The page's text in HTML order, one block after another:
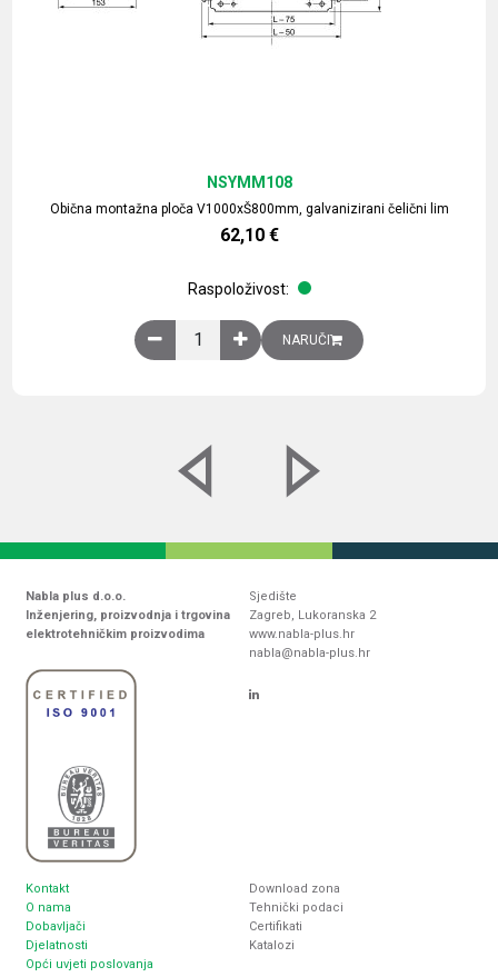
Obična montažna ploča V1000xŠ800mm, galvanizirani čelični lim
NSYMM108
62,10 €
Raspoloživost:
Obična montažna ploča V1000xŠ800mm,
NARUČI
Nabla plus d.o.o.
Inženjering, proizvodnja i trgovina
elektrotehničkim proizvodima
Sjedište
Zagreb, Lukoranska 2
www.nabla-plus.hr
nabla@nabla-plus.hr
Kontakt
O nama
Dobavljači
Djelatnosti
Opći uvjeti poslovanja
Download zona
Tehnički podaci
Certifikati
Katalozi